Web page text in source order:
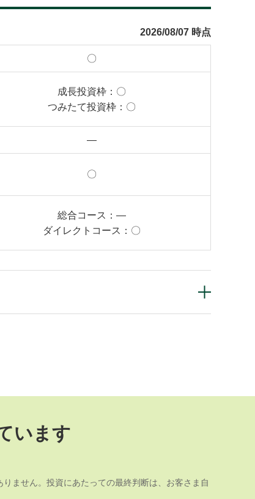
2026/08/07 時点
〇
成長投資枠： 〇
つみたて投資枠： 〇
―
〇
総合コース： ―
ダイレクトコース： 〇
います
ません。投資にあたっての最終判断は、お客さま自